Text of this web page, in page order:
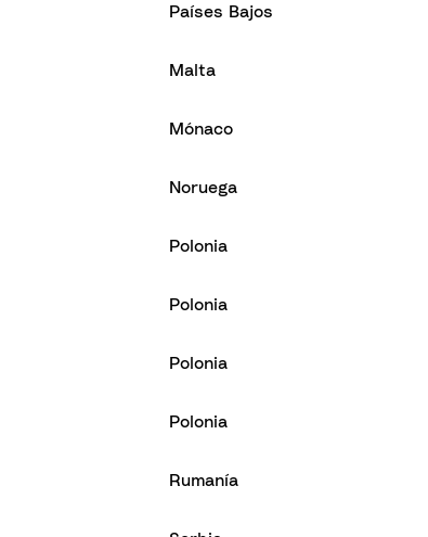
Países Bajos
Malta
Mónaco
Noruega
Polonia
Polonia
Polonia
Polonia
Rumanía